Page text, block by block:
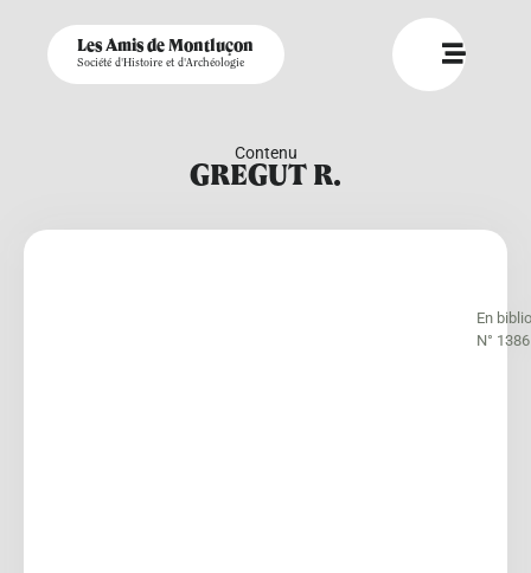
Les Amis de Montluçon
Société d'Histoire et d'Archéologie
Contenu
GREGUT R.
En
N° 1386